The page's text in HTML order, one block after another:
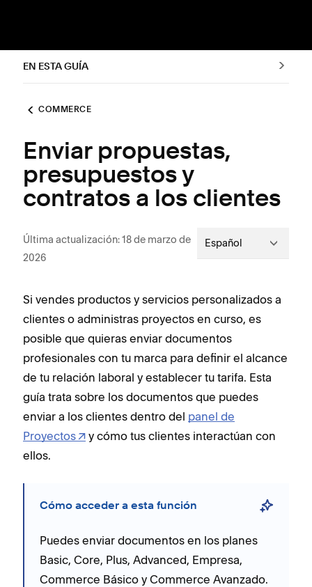
EN ESTA GUÍA
COMMERCE
Enviar propuestas,
presupuestos y
contratos a los clientes
Última actualización: 18 de marzo de
2026
Español
Si vendes productos y servicios personalizados a
clientes o administras proyectos en curso, es
posible que quieras enviar documentos
profesionales con tu marca para definir el alcance
de tu relación laboral y establecer tu tarifa. Esta
guía trata sobre los documentos que puedes
enviar a los clientes dentro del panel de
Proyectos
y cómo tus clientes interactúan con
ellos.
Cómo acceder a esta función
Puedes enviar documentos en los planes
Basic, Core, Plus, Advanced, Empresa,
Commerce Básico y Commerce Avanzado.